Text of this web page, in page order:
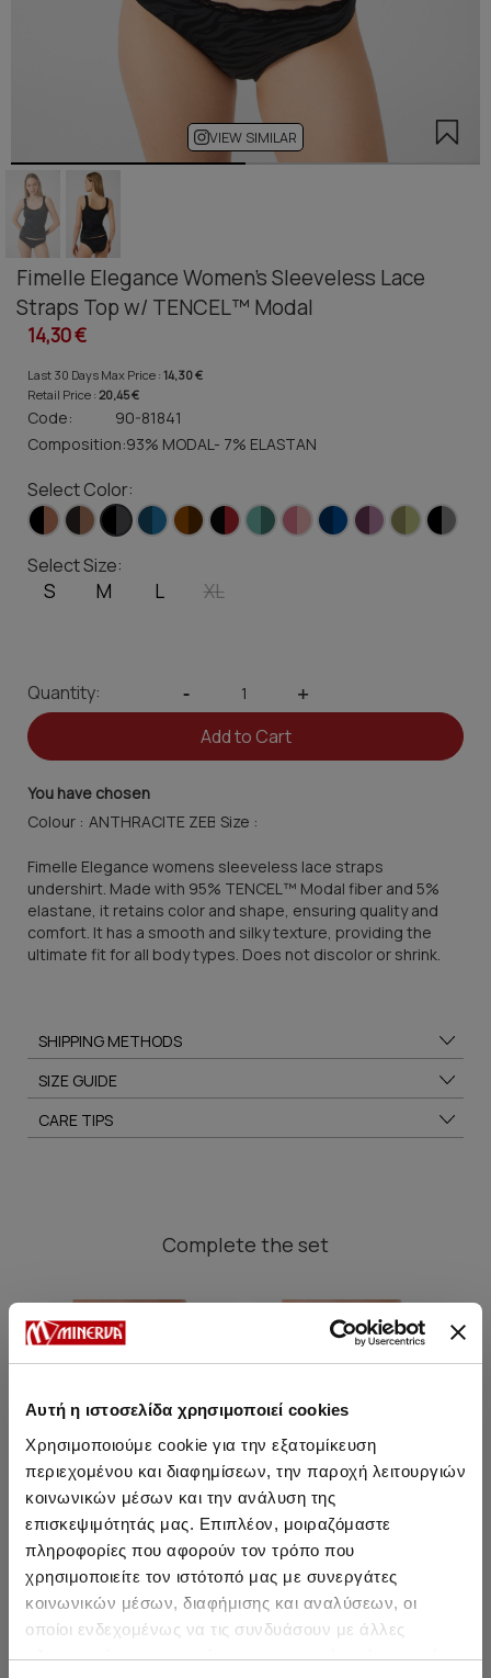
Αυτή η ιστοσελίδα χρησιμοποιεί cookies
Χρησιμοποιούμε cookie για την εξατομίκευση
περιεχομένου και διαφημίσεων, την παροχή λειτουργιών
κοινωνικών μέσων και την ανάλυση της
επισκεψιμότητάς μας. Επιπλέον, μοιραζόμαστε
πληροφορίες που αφορούν τον τρόπο που
χρησιμοποιείτε τον ιστότοπό μας με συνεργάτες
κοινωνικών μέσων, διαφήμισης και αναλύσεων, οι
οποίοι ενδεχομένως να τις συνδυάσουν με άλλες
πληροφορίες που τους έχετε παραχωρήσει ή τις οποίες
VIEW SIMILAR
Fimelle Elegance Women's Sleeveless Lace
Straps Top w/ TENCEL™ Modal
14,30 €
Last 30 Days Max Price : 14,30 €
Retail Price : 20,45 €
Code:
90-81841
Composition:93% MODAL- 7% ELASTAN
Select Color:
Select Size:
S M L XL
Quantity: - +
Add to Cart
You have chosen
Colour :
Size :
Fimelle Elegance womens sleeveless lace straps
undershirt. Made with 95% TENCEL™ Modal fiber and 5%
elastane, it retains color and shape, ensuring quality and
comfort. It has a smooth and silky texture, providing the
ultimate fit for all body types. Does not discolor or shrink.
SHIPPING METHODS
SIZE GUIDE
CARE TIPS
Complete the set
Fimelle Women's Rio Low
Waist Invisible Panties 2
From 13,35 € to 14,50 €
Fimelle Women's Rio Low
Waist Invisible Panties 2
From 13,35 € to 14,50 €